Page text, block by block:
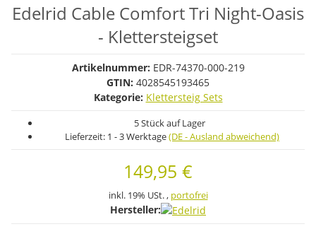
Edelrid Cable Comfort Tri Night-Oasis
- Klettersteigset
Artikelnummer: EDR-74370-000-219
GTIN: 4028545193465
Kategorie: Klettersteig Sets
5 Stück auf Lager
Lieferzeit: 1 - 3 Werktage(DE - Ausland abweichend)
149,95 €
inkl. 19% USt. , portofrei
Hersteller: